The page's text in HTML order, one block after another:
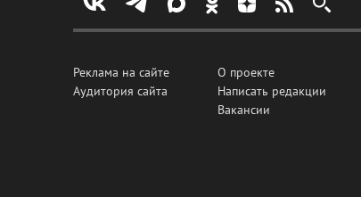
Реклама на сайте
Аудитория сайта
О проекте
Написать редакции
Вакансии